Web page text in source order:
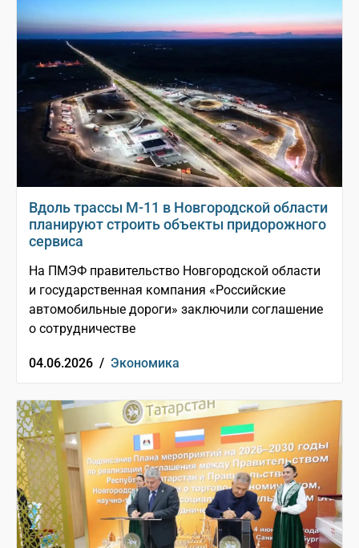
Вдоль трассы М-11 в Новгородской области
планируют строить объекты придорожного
сервиса
На ПМЭФ правительство Новгородской области
и государственная компания «Российские
автомобильные дороги» заключили соглашение
о сотрудничестве
04.06.2026 / Экономика